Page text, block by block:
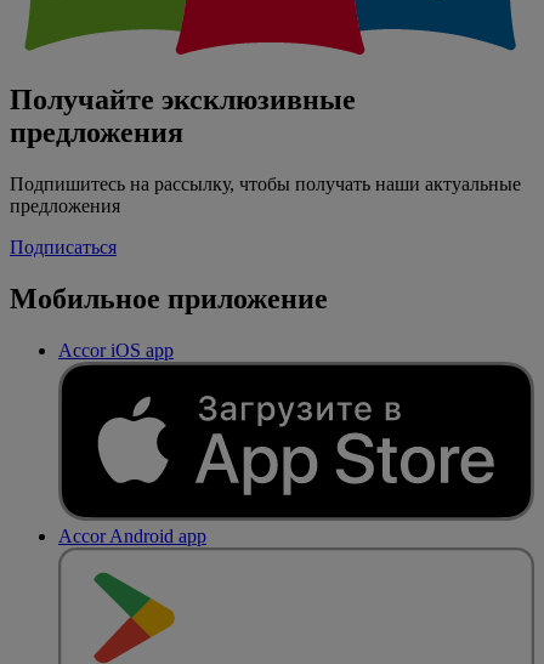
Получайте эксклюзивные
предложения
Подпишитесь на рассылку, чтобы получать наши актуальные
предложения
Подписаться
Мобильное приложение
Accor iOS app
Accor Android app